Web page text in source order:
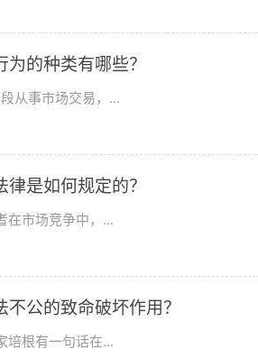
的种类有哪些？
从事市场交易，...
是如何规定的？
在市场竞争中，...
公的致命破坏作用？
培根有一句话在...